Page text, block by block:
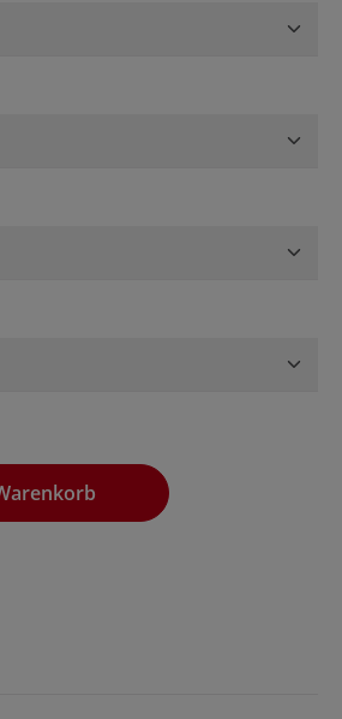
benutze die Schaltflächen, um